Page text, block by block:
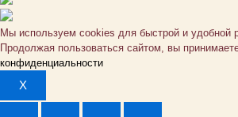
Мы используем cookies для быстрой и удобной
Продолжая пользоваться сайтом, вы
конфиденциальности
X